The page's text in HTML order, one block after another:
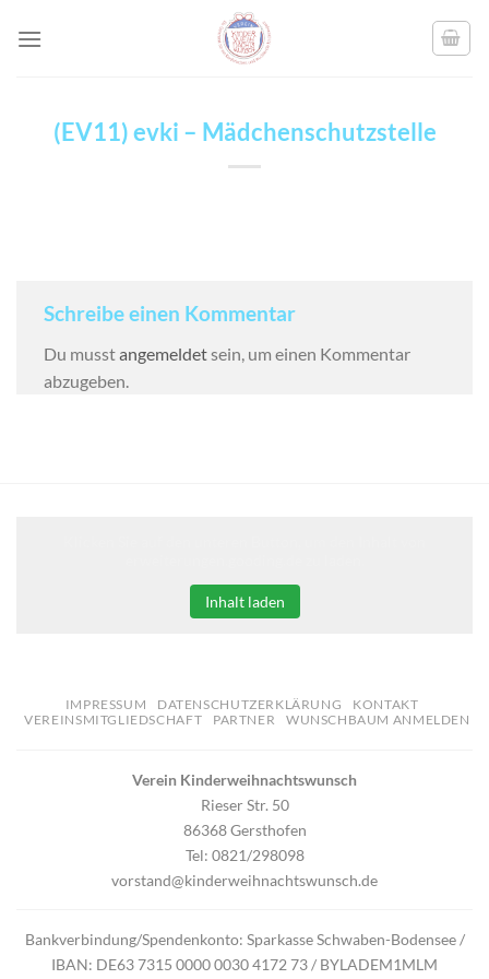
(EV11) evki – Mädchenschutzstelle
Schreibe einen Kommentar
Du musstangemeldetsein, um einen Kommentar
abzugeben.
Inhalt laden
IMPRESSUM DATENSCHUTZERKLÄRUNG
KONTAKT
VEREINSMITGLIEDSCHAFT
PARTNER WUNSCHBAUM ANMELDEN
Verein Kinderweihnachtswunsch
Rieser Str. 50
86368 Gersthofen
Tel: 0821/298098
vorstand@kinderweihnachtswunsch.de
Bankverbindung/Spendenkonto: Sparkasse Schwaben-Bodensee /
IBAN: DE63 7315 0000 0030 4172 73 / BYLADEM1MLM